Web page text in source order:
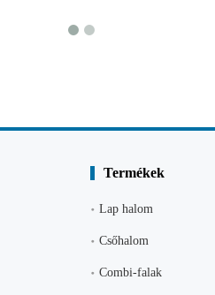
Termékek
Lap halom
Csőhalom
Combi-falak